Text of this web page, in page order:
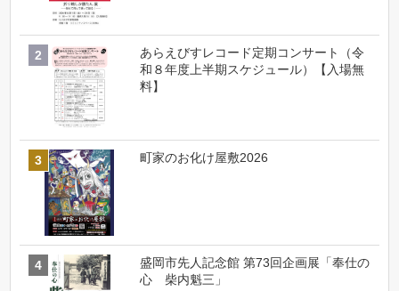
あらえびすレコード定期コンサート（令
和８年度上半期スケジュール）【入場無
料】
町家のお化け屋敷2026
盛岡市先人記念館 第73回企画展「奉仕の
心 柴内魁三」